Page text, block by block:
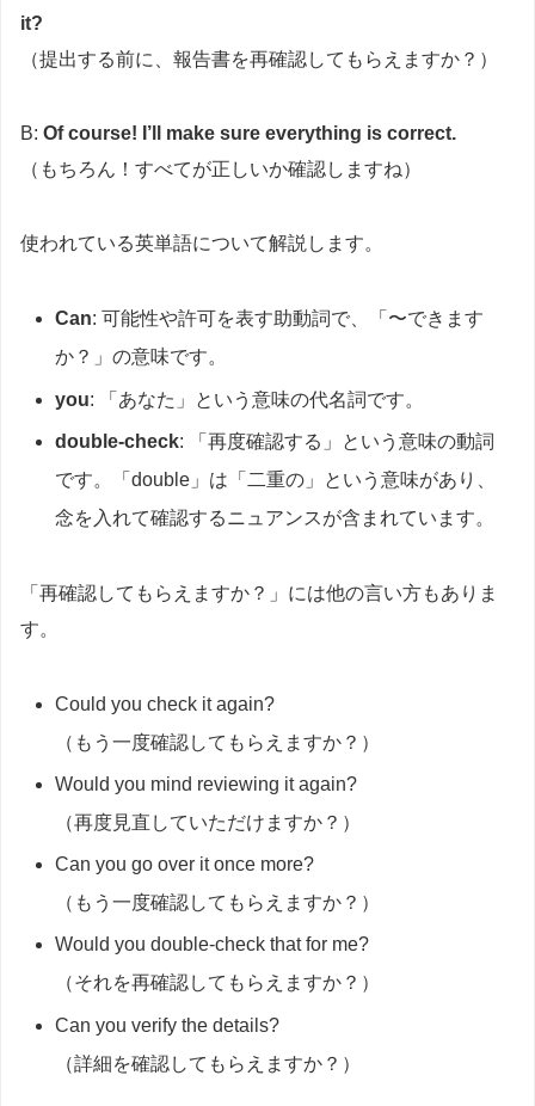
it?
（提出する前に、報告書を再確認してもらえますか？）
B: Of course! I’ll make sure everything is correct.
（もちろん！すべてが正しいか確認しますね）
使われている英単語について解説します。
Can: 可能性や許可を表す助動詞で、「〜できます
か？」の意味です。
you: 「あなた」という意味の代名詞です。
double-check: 「再度確認する」という意味の動詞
です。「double」は「二重の」という意味があり、
念を入れて確認するニュアンスが含まれています。
「再確認してもらえますか？」には他の言い方もありま
す。
Could you check it again?
（もう一度確認してもらえますか？）
Would you mind reviewing it again?
（再度見直していただけますか？）
Can you go over it once more?
（もう一度確認してもらえますか？）
Would you double-check that for me?
（それを再確認してもらえますか？）
Can you verify the details?
（詳細を確認してもらえますか？）